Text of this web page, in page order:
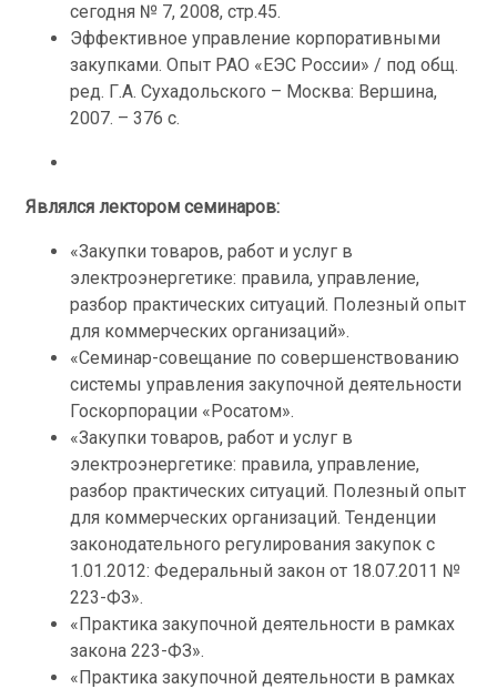
сегодня № 7, 2008, стр.45.
Эффективное управление корпоративными
закупками. Опыт РАО «ЕЭС России» / под общ.
ред. Г.А. Сухадольского – Москва: Вершина,
2007. – 376 с.
Являлся лектором семинаров:
«Закупки товаров, работ и услуг в
электроэнергетике: правила, управление,
разбор практических ситуаций. Полезный опыт
для коммерческих организаций».
«Семинар-совещание по совершенствованию
системы управления закупочной деятельности
Госкорпорации «Росатом».
«Закупки товаров, работ и услуг в
электроэнергетике: правила, управление,
разбор практических ситуаций. Полезный опыт
для коммерческих организаций. Тенденции
законодательного регулирования закупок с
1.01.2012: Федеральный закон от 18.07.2011 №
223-ФЗ».
«Практика закупочной деятельности в рамках
закона 223-ФЗ».
«Практика закупочной деятельности в рамках